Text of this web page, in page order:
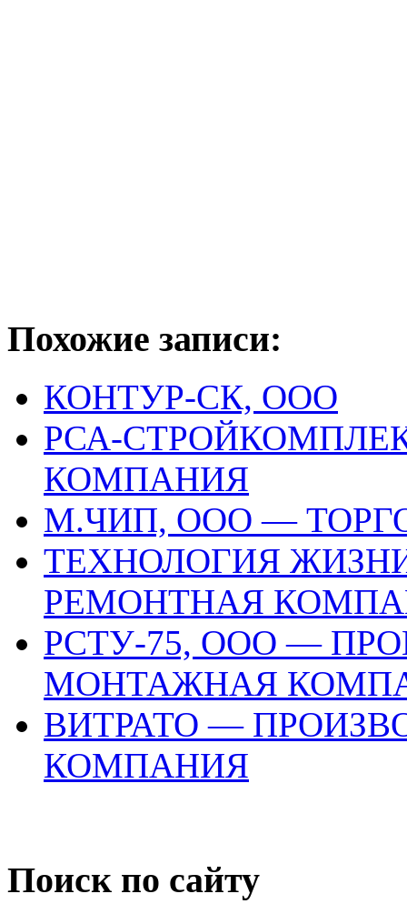
Похожие записи:
КОНТУР-СК, ООО
РСА-
КОМПАНИЯ
М.ЧИП, ООО —
ТЕХНОЛОГИЯ
РЕМОНТНАЯ
РСТУ-75, ООО —
МОНТАЖНАЯ
ВИТРАТО —
КОМПАНИЯ
Поиск по сайту